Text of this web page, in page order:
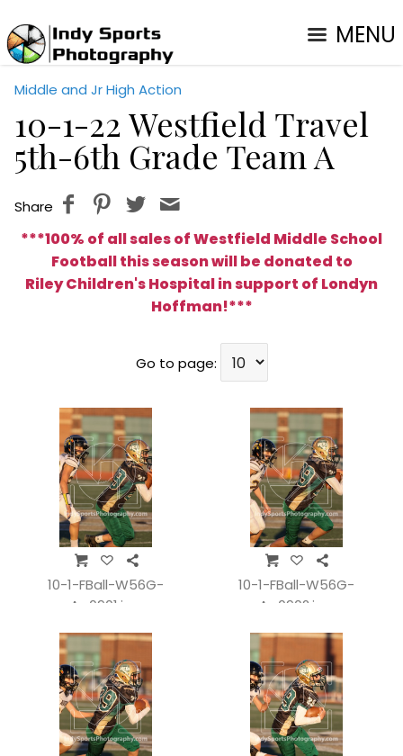
MENU
Middle and Jr High Action
10-1-22 Westfield Travel
5th-6th Grade Team A
Share
***100% of all sales of Westfield Middle School
Football this season will be donated to
Riley Children's Hospital in support of Londyn
Hoffman!***
Go to page:
10-1-FBall-W56G-
A_0901.jpg
10-1-FBall-W56G-
A_0902.jpg